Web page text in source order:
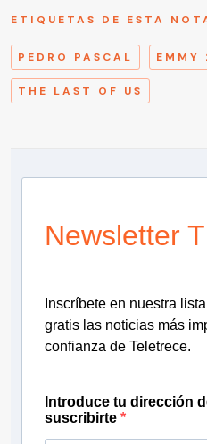
ETIQUETAS DE ESTA
PEDRO PASCAL EMMY
THE LAST OF US
Newsletter
Inscríbete en nuestra
gratis las noticias más
confianza de Teletrece.
Introduce tu dirección
suscribirte